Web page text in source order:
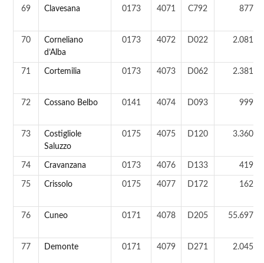
69 Clavesana 0173 4071 C792 877 ab
70
Corneliano
d’Alba
0173 4072 D022 2.081 ab
71 Cortemilia 0173 4073 D062 2.381 ab
72 Cossano Belbo 0141 4074 D093 999 ab
73
Costigliole
Saluzzo
0175 4075 D120 3.360 ab
74 Cravanzana 0173 4076 D133 419 ab
75 Crissolo 0175 4077 D172 162 ab
76 Cuneo 0171 4078 D205 55.697 ab
77 Demonte 0171 4079 D271 2.045 ab